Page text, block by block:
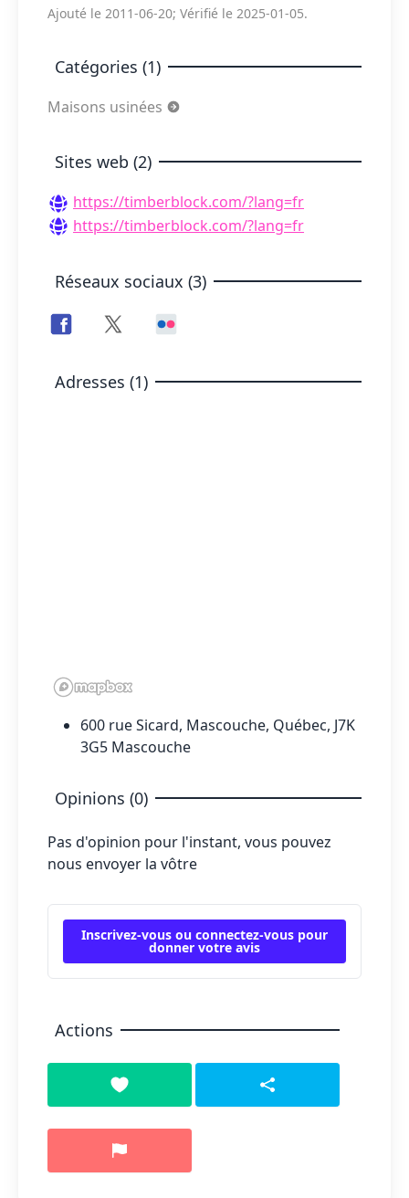
Ajouté le 2011-06-20; Vérifié le 2025-01-05.
Catégories (1)
Maisons usinées
Sites web (2)
https://timberblock.com/?lang=fr
https://timberblock.com/?lang=fr
Réseaux sociaux (3)
Adresses (1)
600 rue Sicard, Mascouche, Québec, J7K
3G5 Mascouche
Opinions (0)
Pas d'opinion pour l'instant, vous pouvez
nous envoyer la vôtre
Inscrivez-vous ou connectez-vous pour
donner votre avis
Actions